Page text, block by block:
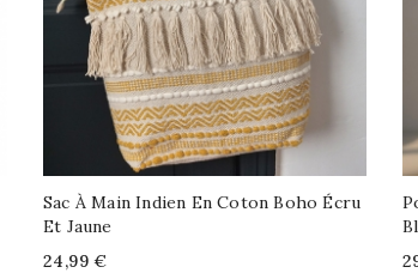
Sac À Main Indien En Coton Boho Écru
Et Jaune
Price
24,99 €